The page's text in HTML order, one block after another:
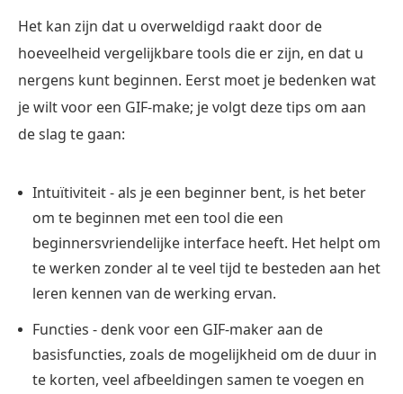
Het kan zijn dat u overweldigd raakt door de
hoeveelheid vergelijkbare tools die er zijn, en dat u
nergens kunt beginnen. Eerst moet je bedenken wat
je wilt voor een GIF-make; je volgt deze tips om aan
de slag te gaan:
Intuïtiviteit - als je een beginner bent, is het beter
om te beginnen met een tool die een
beginnersvriendelijke interface heeft. Het helpt om
te werken zonder al te veel tijd te besteden aan het
leren kennen van de werking ervan.
Functies - denk voor een GIF-maker aan de
basisfuncties, zoals de mogelijkheid om de duur in
te korten, veel afbeeldingen samen te voegen en